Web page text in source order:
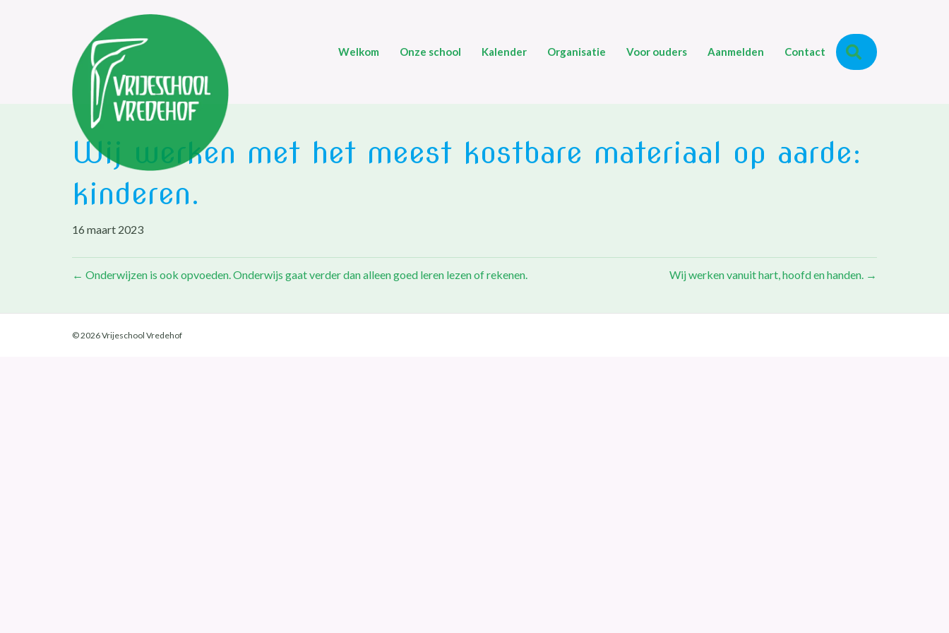
Welkom Onze school Kalender Organisatie Voor ouders Aanmelden Contact Zoeken
Wij werken met het meest kostbare materiaal op aarde:
kinderen.
16 maart 2023
← Onderwijzen is ook opvoeden. Onderwijs gaat verder dan alleen goed leren lezen of rekenen. Wij werken vanuit hart, hoofd en handen. →
© 2026 Vrijeschool Vredehof